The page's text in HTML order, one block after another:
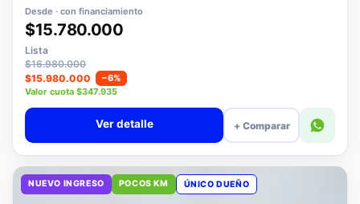
📍 CPD Maipú
Desde · con financiamiento
$15.780.000
Lista
$16.980.000
$15.980.000
−6%
Valor cuota $347.935
+ Comparar
NUEVO INGRESO POCOS KM